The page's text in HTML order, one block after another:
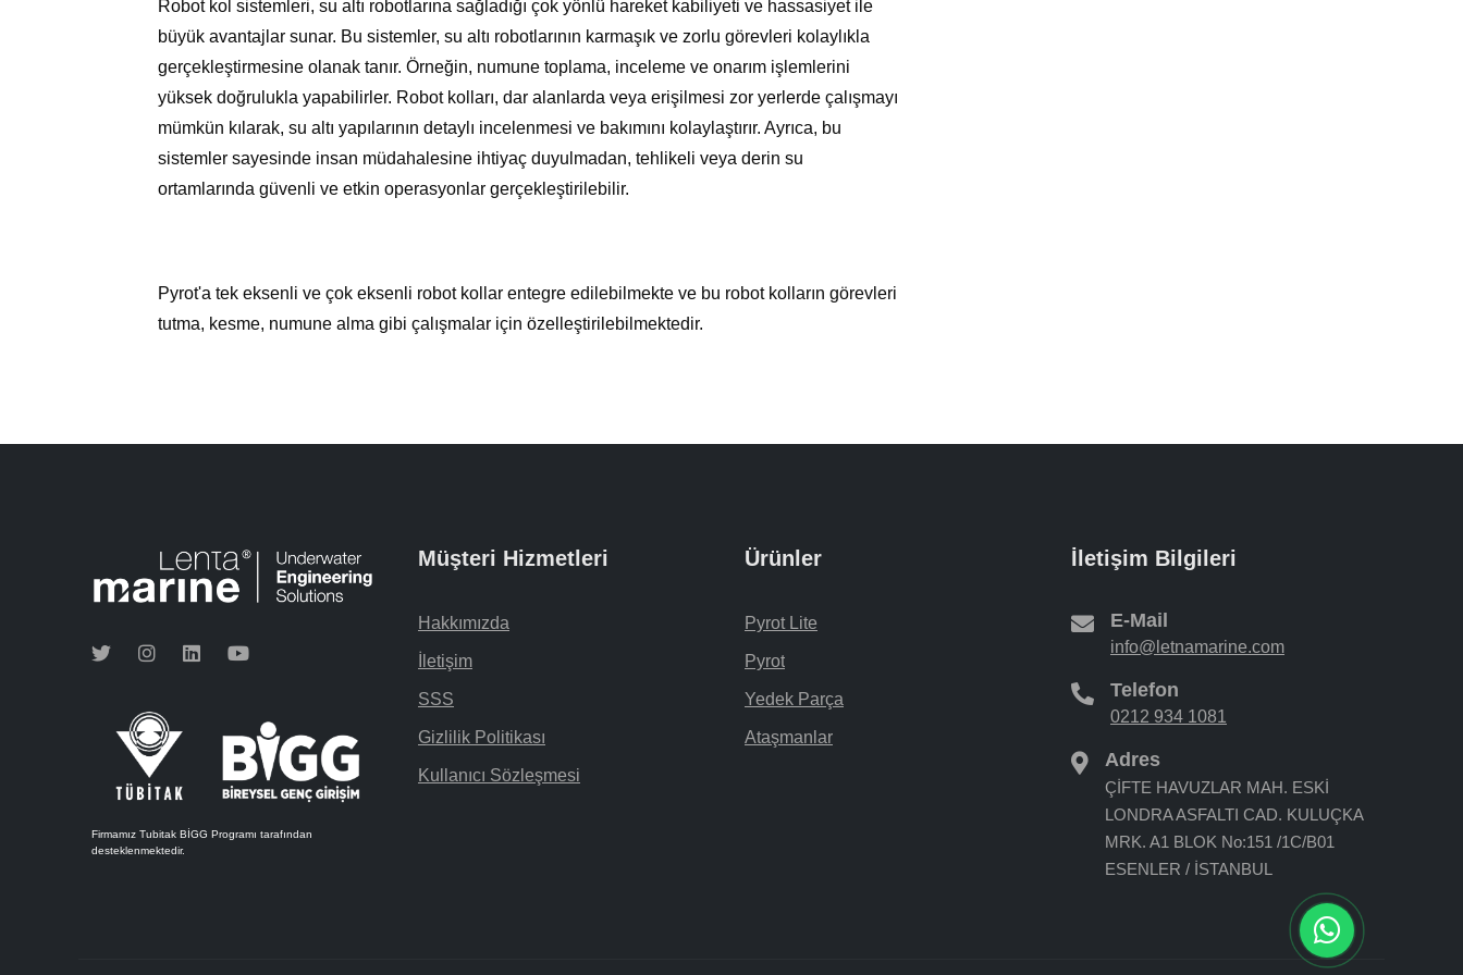
Robot kol sistemleri, su altı robotlarına sağladığı çok yönlü hareket kabiliyeti ve hassasiyet ile
büyük avantajlar sunar. Bu sistemler, su altı robotlarının karmaşık ve zorlu görevleri kolaylıkla
gerçekleştirmesine olanak tanır. Örneğin, numune toplama, inceleme ve onarım işlemlerini
yüksek doğrulukla yapabilirler. Robot kolları, dar alanlarda veya erişilmesi zor yerlerde çalışmayı
mümkün kılarak, su altı yapılarının detaylı incelenmesi ve bakımını kolaylaştırır. Ayrıca, bu
sistemler sayesinde insan müdahalesine ihtiyaç duyulmadan, tehlikeli veya derin su
ortamlarında güvenli ve etkin operasyonlar gerçekleştirilebilir.
Pyrot'a tek eksenli ve çok eksenli robot kollar entegre edilebilmekte ve bu robot kolların görevleri
tutma, kesme, numune alma gibi çalışmalar için özelleştirilebilmektedir.
Firmamız Tubitak BİGG Programı tarafından
desteklenmektedir.
Müşteri Hizmetleri
Hakkımızda
İletişim
SSS
Gizlilik Politikası
Kullanıcı Sözleşmesi
Ürünler
Pyrot Lite
Pyrot
Yedek Parça
Ataşmanlar
İletişim Bilgileri
E-Mail
info@letnamarine.com
Telefon
0212 934 1081
Adres
ÇİFTE HAVUZLAR MAH. ESKİ
LONDRA ASFALTI CAD. KULUÇKA
MRK. A1 BLOK No:151 /1C/B01
ESENLER / İSTANBUL